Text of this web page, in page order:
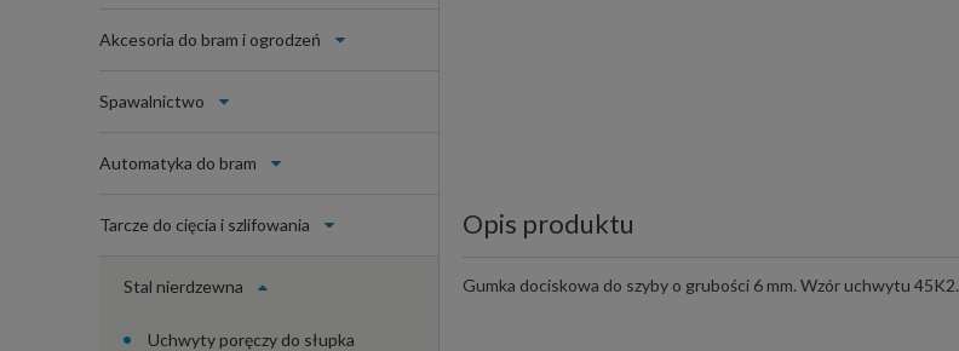
Akcesoria do bram i ogrodzeń
Spawalnictwo
Automatyka do bram
Tarcze do cięcia i szlifowania
Stal nierdzewna
Uchwyty poręczy do słupka
Opis produktu
Gumka dociskowa do szyby o grubości 6 mm. Wzór uchwytu 45K2.